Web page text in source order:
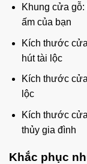
Khung cửa
ấm của bạn
Kích thước
hút tài lộc
Kích thước
lộc
Kích thước
thủy gia đình
Khắc phục